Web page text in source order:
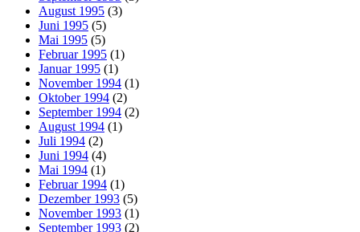
August 1995 (3)
Juni 1995 (5)
Mai 1995 (5)
Februar 1995 (1)
Januar 1995 (1)
November 1994 (1)
Oktober 1994 (2)
September 1994 (2)
August 1994 (1)
Juli 1994 (2)
Juni 1994 (4)
Mai 1994 (1)
Februar 1994 (1)
Dezember 1993 (5)
November 1993 (1)
September 1993 (2)